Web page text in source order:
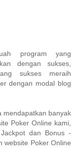
program yang
dengan sukses,
sukses meraih
dengan modal blog
mendapatkan banyak
Poker Online kami,
dan Bonus -
website Poker Online